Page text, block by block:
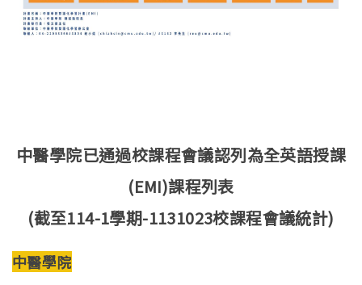
中醫學院已通過校課程會議認列為全英語授課
(EMI)課程列表
(截至114-1學期-1131023校課程會議統計)
中醫學院